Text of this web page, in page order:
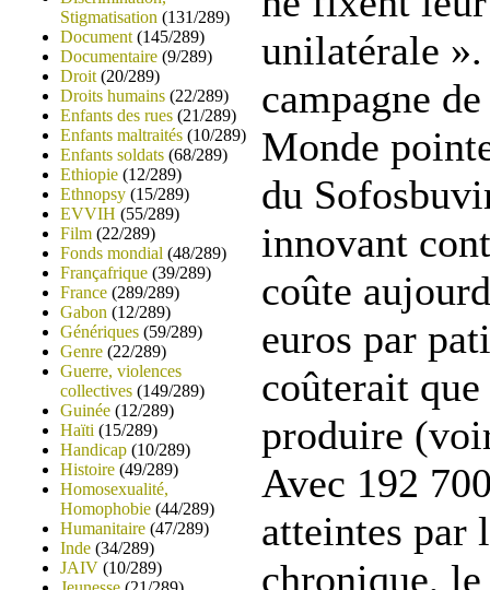
Stigmatisation (131/289)
Document (145/289)
Documentaire (9/289)
Droit (20/289)
Droits humains (22/289)
Enfants des rues (21/289)
Enfants maltraités (10/289)
Enfants soldats (68/289)
Ethiopie (12/289)
Ethnopsy (15/289)
EVVIH (55/289)
Film (22/289)
Fonds mondial (48/289)
Françafrique (39/289)
France (289/289)
Gabon (12/289)
Génériques (59/289)
Genre (22/289)
Guerre, violences
collectives (149/289)
Guinée (12/289)
Haïti (15/289)
Handicap (10/289)
Histoire (49/289)
Homosexualité,
Homophobie (44/289)
Humanitaire (47/289)
Inde (34/289)
JAIV (10/289)
unilatérale
campagne
Monde
du
innovant
coûte
euros par
coûterait
produire
Avec 192
atteintes par
chronique,